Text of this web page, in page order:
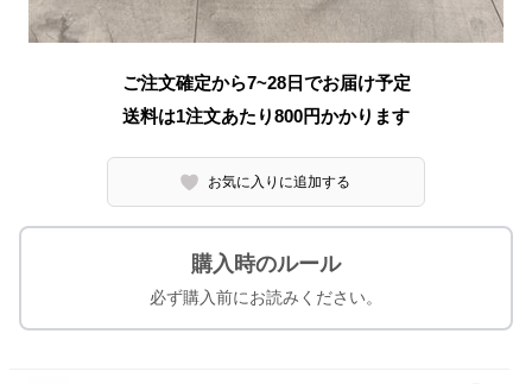
ご注文確定から7~28日でお届け予定
送料は1注文あたり800円かかります
お気に入りに追加する
購入時のルール
必ず購入前にお読みください。